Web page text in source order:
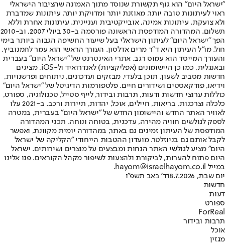
"ישראל היום" הוא גוף תקשורת שנוסד מתוך האמונה שהציבור הישראלי
ראוי לעיתונות טובה יותר, מאוזנת יותר ומדויקת יותר. עיתונות שמדברת
ולא צועקת. עיתונות אמינה, אובייקטיבית ועניינית. עיתונות אחרת וללא
תשלום. המהדורה המודפסת הראשונה פורסמה ב-30 ביולי 2007, וב-2010
הפך "ישראל היום" לעיתון הישראלי בעל שיעור החשיפה הגבוה ביותר בימי
חול. מו"ל העיתון היא ד"ר מרים אדלסון. העורך הראשי הוא עמר לחמנוביץ,
והעורך המייסד הוא עמוס רגב. אתרי האינטרנט של "ישראל היום" בעברית
ובאנגלית, כמו כן היישומונים (אפליקציות) לאנדרואיד ול-iOS, מציגים
חדשות מסביב לשעון, תוכן בלעדי, מבזקים ועדכונים, ניתוחים ופרשנויות,
וידיאו, פודקאסטים ושידורים חיים. פלטפורמות הדיגיטל של "ישראל היום"
כוללות ערוצי חדשות ודעות, תרבות ובידור, לייף סטייל, טכנולוגיה, ספורט,
כלכלה וצרכנות, בריאות, חיילים, אוכל, יהדות, תיירות ורכב. ב-2021 עלו
לאוויר האתר החדש והיישומון החדש של "ישראל היום" בעברית, במטרה
לספק לגולשים חוויה מהירה, עדכנית, בטוחה ונוחה. תכני המהדורה
המודפסת של העיתון זמינים גם באתר, במהדורה יומית מקוונת, ואפשר
לקבל אותם גם בניוזלטר. מועדון ההטבות הייחודי "הקליקה של ישראל
היום" מציע לגולשי האתר הנחות ומבצעים על מוצרים ושירותים. ישראל
היום פתוח להערות, לביקורת ולהצעות לשיפור מקהל הקוראים. פנו אלינו
במייל hayom@israelhayom.co.il.
יום שבת, 18.7.2026
ד' באב תשפ"ו
חדשות
דעות
ספורט
ForReal
תרבות ובידור
אוכל
מגזין